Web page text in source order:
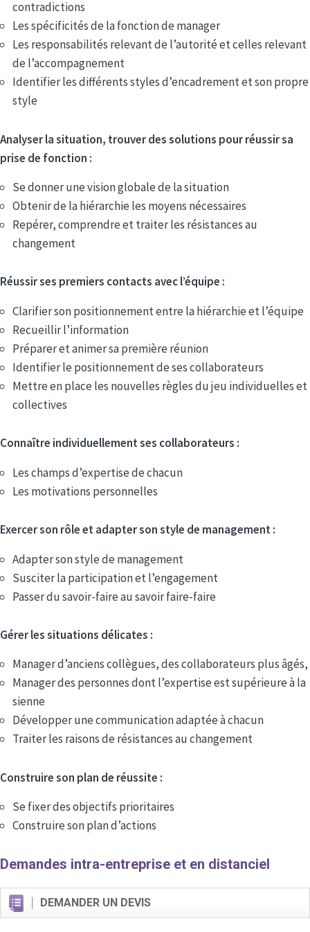
contradictions
Les spécificités de la fonction de manager
Les responsabilités relevant de l’autorité et celles relevant
de l’accompagnement
Identifier les différents styles d’encadrement et son propre
style
Analyser la situation, trouver des solutions pour réussir sa
prise de fonction :
Se donner une vision globale de la situation
Obtenir de la hiérarchie les moyens nécessaires
Repérer, comprendre et traiter les résistances au
changement
Réussir ses premiers contacts avec l’équipe :
Clarifier son positionnement entre la hiérarchie et l’équipe
Recueillir l’information
Préparer et animer sa première réunion
Identifier le positionnement de ses collaborateurs
Mettre en place les nouvelles règles du jeu individuelles et
collectives
Connaître individuellement ses collaborateurs :
Les champs d’expertise de chacun
Les motivations personnelles
Exercer son rôle et adapter son style de management :
Adapter son style de management
Susciter la participation et l’engagement
Passer du savoir-faire au savoir faire-faire
Gérer les situations délicates :
Manager d’anciens collègues, des collaborateurs plus âgés,
Manager des personnes dont l’expertise est supérieure à la
sienne
Développer une communication adaptée à chacun
Traiter les raisons de résistances au changement
Construire son plan de réussite :
Se fixer des objectifs prioritaires
Construire son plan d’actions
Demandes intra-entreprise et en distanciel
DEMANDER UN DEVIS